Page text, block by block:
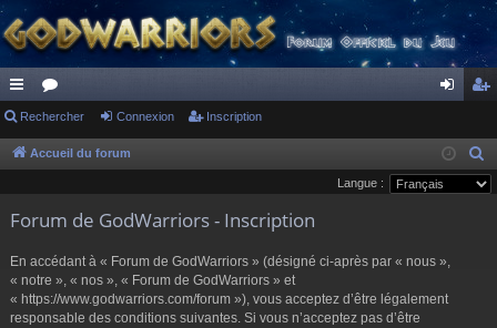
ac
co
ci
or
u
s
ne cri
pti
Rechercher Connexion Inscription
Accueil du forum
e
Langue :
Forum de GodWarriors - Inscription
En accédant à « Forum de GodWarriors » (désigné ci-après par « nous »,
« notre », « nos », « Forum de GodWarriors » et
« https://www.godwarriors.com/forum »), vous acceptez d’être légalement
responsable des conditions suivantes. Si vous n’acceptez pas d’être